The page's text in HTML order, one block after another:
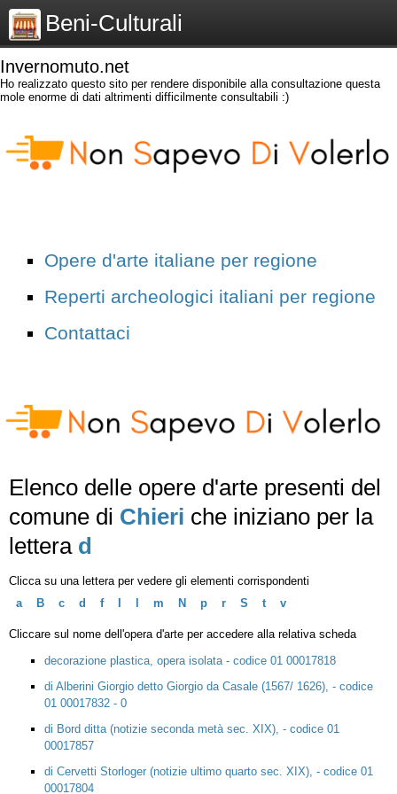
Beni-Culturali
Invernomuto.net
Ho realizzato questo sito per rendere disponibile alla consultazione questa
mole enorme di dati altrimenti difficilmente consultabili :)
Opere d'arte italiane per regione
Reperti archeologici italiani per regione
Contattaci
Elenco delle opere d'arte presenti del
comune di Chieri che iniziano per la
lettera d
Clicca su una lettera per vedere gli elementi corrispondenti
a
B c d f m N p r S t v
Cliccare sul nome dell'opera d'arte per accedere alla relativa scheda
decorazione plastica, opera isolata - codice 01 00017818
di Alberini Giorgio detto Giorgio da Casale (1567/ 1626), - codice
01 00017832 - 0
di Bord ditta (notizie seconda metà sec. XIX), - codice 01
00017857
di Cervetti Storloger (notizie ultimo quarto sec. XIX), - codice 01
00017804